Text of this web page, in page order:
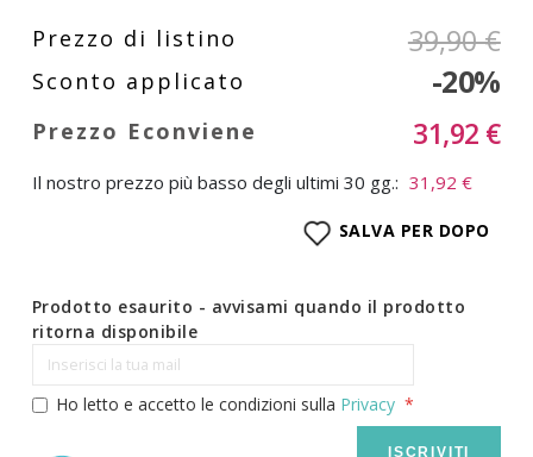
39,90 €
-20%
31,92 €
Il nostro prezzo più basso degli ultimi 30 gg.: 31,92 €
SALVA PER DOPO
Prodotto esaurito - avvisami quando il prodotto
ritorna disponibile
Ho letto e accetto le condizioni sulla Privacy
ISCRIVITI